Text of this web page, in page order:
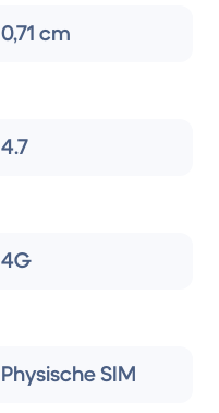
0,71 cm
4.7
4G
Physische SIM